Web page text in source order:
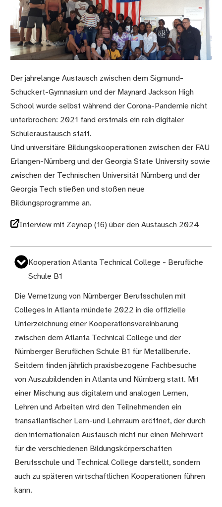
Der jahrelange Austausch zwischen dem Sigmund-
Schuckert-Gymnasium und der Maynard Jackson High
School wurde selbst während der Corona-Pandemie nicht
unterbrochen: 2021 fand erstmals ein rein digitaler
Schüleraustausch statt.
Und universitäre Bildungskooperationen zwischen der FAU
Erlangen-Nürnberg und der Georgia State University sowie
zwischen der Technischen Universität Nürnberg und der
Georgia Tech stießen und stoßen neue
Bildungsprogramme an.
Interview mit Zeynep (16) über den Austausch 2024
Kooperation Atlanta Technical College - Berufliche
Schule B1
Die Vernetzung von Nürnberger Berufsschulen mit
Colleges in Atlanta mündete 2022 in die offizielle
Unterzeichnung einer Kooperationsvereinbarung
zwischen dem Atlanta Technical College und der
Nürnberger Beruflichen Schule B1 für Metallberufe.
Seitdem finden jährlich praxisbezogene Fachbesuche
von Auszubildenden in Atlanta und Nürnberg statt. Mit
einer Mischung aus digitalem und analogen Lernen,
Lehren und Arbeiten wird den Teilnehmenden ein
transatlantischer Lern-und Lehrraum eröffnet, der durch
den internationalen Austausch nicht nur einen Mehrwert
für die verschiedenen Bildungskörperschaften
Berufsschule und Technical College darstellt, sondern
auch zu späteren wirtschaftlichen Kooperationen führen
kann.